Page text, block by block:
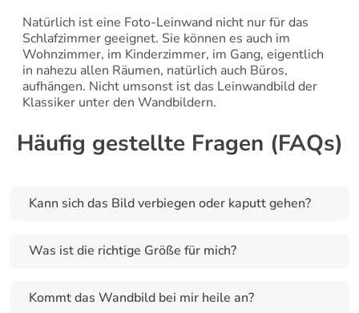
Natürlich ist eine Foto-Leinwand nicht nur für das
Schlafzimmer geeignet. Sie können es auch im
Wohnzimmer, im Kinderzimmer, im Gang, eigentlich
in nahezu allen Räumen, natürlich auch Büros,
aufhängen. Nicht umsonst ist das Leinwandbild der
Klassiker unter den Wandbildern.
Häufig gestellte Fragen (FAQs)
Kann sich das Bild verbiegen oder kaputt gehen?
Was ist die richtige Größe für mich?
Kommt das Wandbild bei mir heile an?